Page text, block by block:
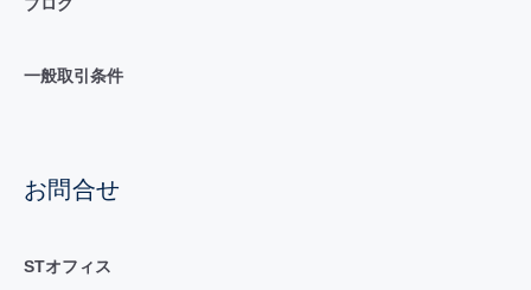
一般取引条件
お問合せ
STオフィス